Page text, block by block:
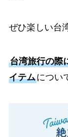
ぜひ楽しい台
台湾旅行の際
イテムについ